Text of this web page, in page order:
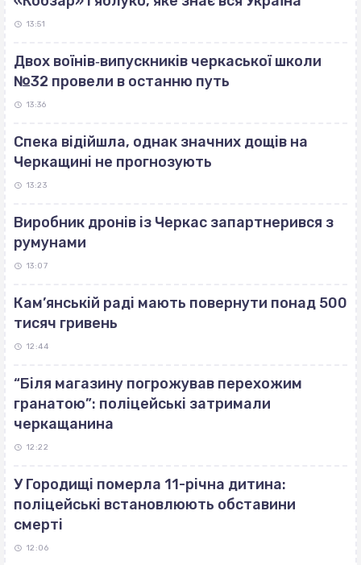
13:51
Двох воїнів‐випускників черкаської школи
№32 провели в останню путь
13:36
Спека відійшла, однак значних дощів на
Черкащині не прогнозують
13:23
Виробник дронів із Черкас запартнерився з
румунами
13:07
Кам’янській раді мають повернути понад 500
тисяч гривень
12:44
“Біля магазину погрожував перехожим
гранатою”: поліцейські затримали
черкащанина
12:22
У Городищі померла 11-річна дитина:
поліцейські встановлюють обставини
смерті
12:06